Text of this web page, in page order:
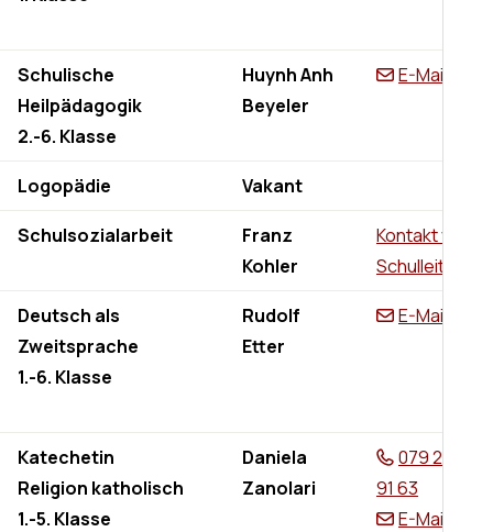
Schulische
Heilpädagogik
2.-6. Klasse
Huynh Anh
Beyeler
E-Mail
Logopädie Vakant
Schulsozialarbeit
Franz
Kohler
Kontakt via
Schulleitung
Deutsch als
Zweitsprache
1.-6. Klasse
Rudolf
Etter
E-Mail
Katechetin
Religion katholisch
1.-5. Klasse
Daniela
Zanolari
079 261
91 63
E-Mail